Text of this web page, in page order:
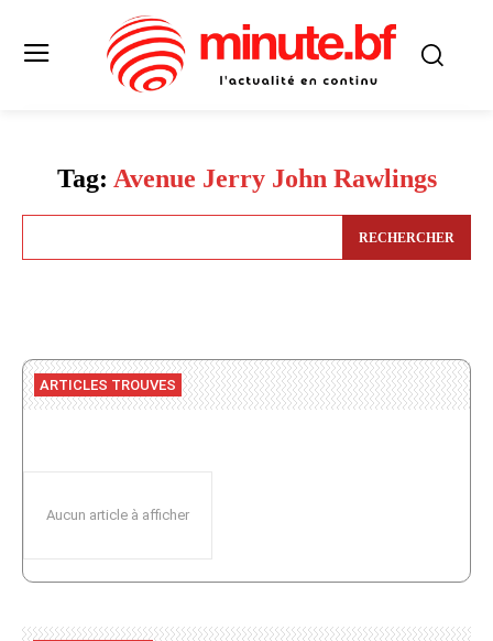
Tag: Avenue Jerry John Rawlings
RECHERCHER
ARTICLES TROUVES
Aucun article à afficher